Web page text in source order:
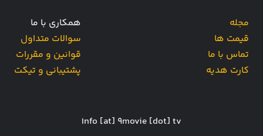
مجله
قیمت ها
تماس با ما
کارت هدیه
همکاری با ما
سوالات متداول
قوانین و مقررات
پشتیبانی و تیکت
Info [at] 9movie [dot] tv